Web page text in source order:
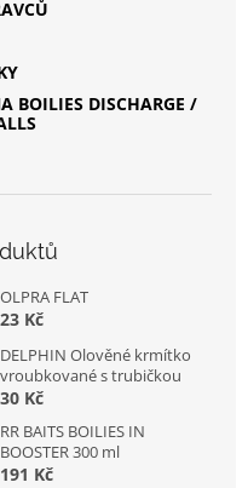
BOILIES DISCHARGE /
OLPRA FLAT
23 Kč
DELPHIN Olověné krmítko
vroubkované s trubičkou
30 Kč
RR BAITS BOILIES IN
BOOSTER 300 ml
191 Kč